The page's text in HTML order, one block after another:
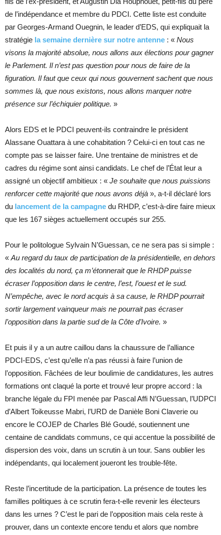
de l’indépendance et membre du PDCI. Cette liste est conduite
par Georges-Armand Ouegnin, le leader d’EDS, qui expliquait la
stratégie la semaine dernière sur notre antenne : « Nous
visons la majorité absolue, nous allons aux élections pour gagner
le Parlement. Il n’est pas question pour nous de faire de la
figuration. Il faut que ceux qui nous gouvernent sachent que nous
sommes là, que nous existons, nous allons marquer notre
présence sur l’échiquier politique. »
Alors EDS et le PDCI peuvent-ils contraindre le président
Alassane Ouattara à une cohabitation ? Celui-ci en tout cas ne
compte pas se laisser faire. Une trentaine de ministres et de
cadres du régime sont ainsi candidats. Le chef de l’État leur a
assigné un objectif ambitieux : « Je souhaite que nous puissions
renforcer cette majorité que nous avons déjà », a-t-il déclaré lors
du lancement de la campagne du RHDP, c’est-à-dire faire mieux
que les 167 sièges actuellement occupés sur 255.
Pour le politologue Sylvain N’Guessan, ce ne sera pas si simple :
«Au regard du taux de participation de la présidentielle, en dehors
des localités du nord, ça m’étonnerait que le RHDP puisse
écraser l’opposition dans le centre, l’est, l’ouest et le sud.
N’empêche, avec le nord acquis à sa cause, le RHDP pourrait
sortir largement vainqueur mais ne pourrait pas écraser
l’opposition dans la partie sud de la Côte d’Ivoire. »
Et puis il y a un autre caillou dans la chaussure de l’alliance
PDCI-EDS, c’est qu’elle n’a pas réussi à faire l’union de
l’opposition. Fâchées de leur boulimie de candidatures, les autres
formations ont claqué la porte et trouvé leur propre accord : la
branche légale du FPI menée par Pascal Affi N’Guessan, l’UDPCI
d’Albert Toikeusse Mabri, l’URD de Danièle Boni Claverie ou
encore le COJEP de Charles Blé Goudé, soutiennent une
centaine de candidats communs, ce qui accentue la possibilité de
dispersion des voix, dans un scrutin à un tour. Sans oublier les
indépendants, qui localement joueront les trouble-fête.
Reste l’incertitude de la participation. La présence de toutes les
familles politiques à ce scrutin fera-t-elle revenir les électeurs
dans les urnes ? C’est le pari de l’opposition mais cela reste à
prouver, dans un contexte encore tendu et alors que nombre